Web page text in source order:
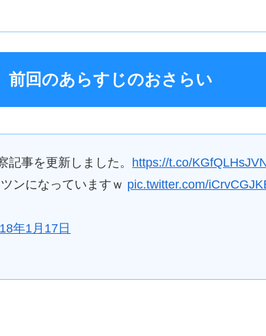
前回のあらすじのおさらい
記事を更新しました。 https://t.co/
ンになっていますｗ pic.twitter.com/
年1月17日